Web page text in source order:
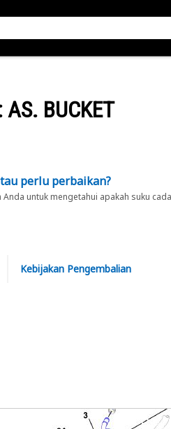
AS. BUCKET
perlu perbaikan?
Anda untuk mengetahui apakah suku
Kebijakan Pengembalian